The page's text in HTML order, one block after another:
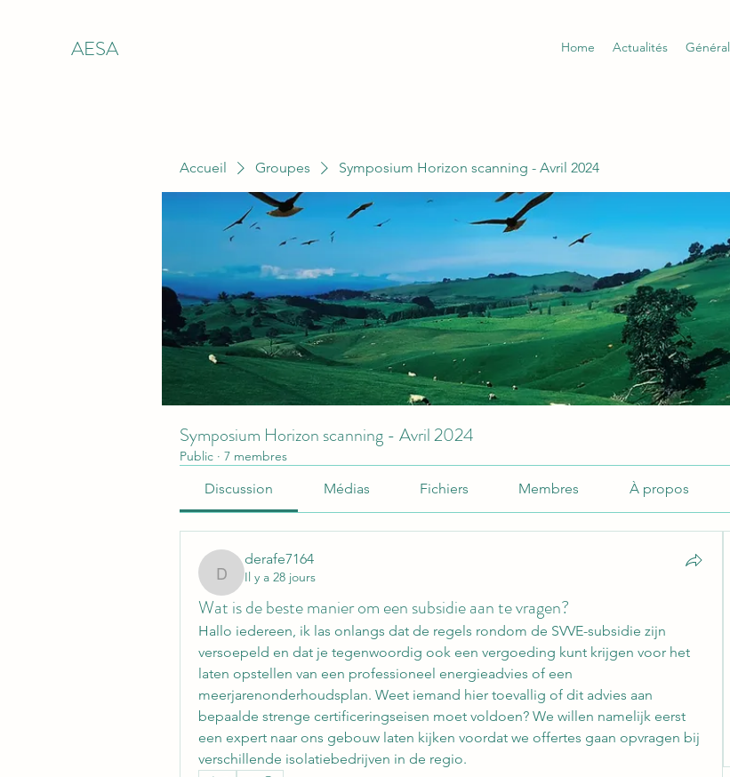
AESA Home Actualités Général
Accueil Groupes Symposium Horizon scanning - Avril 2024
Symposium Horizon scanning - Avril 2024
Public · 7 membres
Discussion Médias Fichiers Membres À propos
derafe7164
derafe7164
Il y a 28 jours
Wat is de beste manier om een ​​subsidie ​​aan te vragen?
Hallo iedereen, ik las onlangs dat de regels rondom de SVVE-subsidie zijn
versoepeld en dat je tegenwoordig ook een vergoeding kunt krijgen voor het
laten opstellen van een professioneel energieadvies of een
meerjarenonderhoudsplan. Weet iemand hier toevallig of dit advies aan
bepaalde strenge certificeringseisen moet voldoen? We willen namelijk eerst
een expert naar ons gebouw laten kijken voordat we offertes gaan opvragen bij
verschillende isolatiebedrijven in de regio.